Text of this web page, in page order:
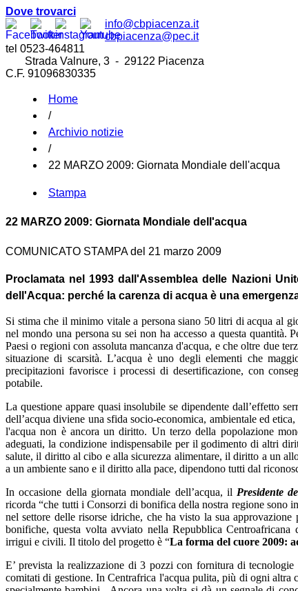
Dove trovarci
info@cbpiacenza.it
cbpiacenza@pec.it
tel 0523-464811
Strada Valnure, 3 - 29122 Piacenza
C.F. 91096830335
Home
/
Archivio notizie
/
22 MARZO 2009: Giornata Mondiale dell'acqua
Stampa
22 MARZO 2009: Giornata Mondiale dell'acqua
COMUNICATO STAMPA del 21 marzo 2009
Proclamata nel 1993 dall'Assemblea delle Nazioni
dell'Acqua: perché la carenza di acqua è una
Si stima che il minimo vitale a persona siano 50 litri di acqua al
nel mondo una persona su sei non ha accesso a questa
Paesi o regioni con assoluta mancanza d'acqua, e che oltre due
situazione di scarsità.L’acqua è uno degli elementi che
precipitazioni favorisce i processi di desertificazione, con
potabile.
La questione appare quasi insolubile se dipendente dall’effetto
dell’acqua diviene una sfida socio-economica, ambientale ed
l'acqua non è ancora un diritto. Un terzo della popolazione
adeguati, la condizione indispensabile per il godimento di altri
salute, il diritto al cibo e alla sicurezza alimentare, il diritto a un
a un ambiente sano e il diritto alla pace, dipendono tutti dal
In occasione della giornata mondiale dell’acqua, il Presidente
ricorda “che tutti i Consorzi di bonifica della nostra regione sono
nel settore delle risorse idriche, che ha visto la sua
bonifiche, questa volta avviato nella Repubblica
irrigui e civili. Il titolo del progetto è “La forma del cuore 2009:
E’ prevista la realizzazione di 3 pozzi con fornitura di
comitati di gestione. In Centrafrica l'acqua pulita, più di ogni altra